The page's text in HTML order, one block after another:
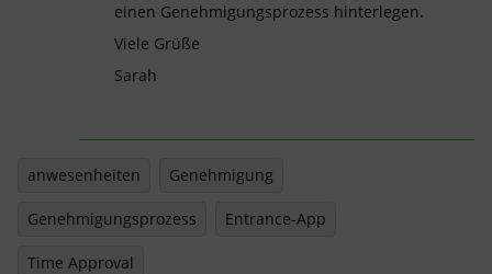
einen Genehmigungsprozess hinterlegen.
Viele Grüße
Sarah
anwesenheiten Genehmigung
Genehmigungsprozess Entrance-App
Time Approval